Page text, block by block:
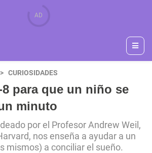
CURIOSIDADES
8 para que un niño se
minuto
por el Profesor Andrew Weil,
nos enseña a ayudar a un
mismos) a conciliar el sueño.